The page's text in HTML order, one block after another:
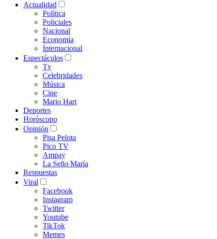
Actualidad
Política
Policiales
Nacional
Economía
Internacional
Espectáculos
Tv
Celebridades
Música
Cine
Mario Hart
Deportes
Horóscopo
Opinión
Pisa Pelota
Pico TV
Ampay
La Seño María
Respuestas
Viral
Facebook
Instagram
Twitter
Youtube
TikTok
Memes